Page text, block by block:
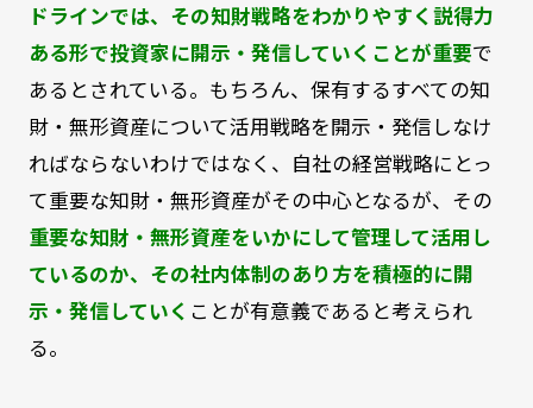
ドラインでは、その知財戦略をわかりやすく説得力
ある形で投資家に開示・発信していくことが重要で
あるとされている。もちろん、保有するすべての知
財・無形資産について活用戦略を開示・発信しなけ
ればならないわけではなく、自社の経営戦略にとっ
て重要な知財・無形資産がその中心となるが、その
重要な知財・無形資産をいかにして管理して活用し
ているのか、その社内体制のあり方を積極的に開
示・発信していく ことが有意義であると考えられ
る。